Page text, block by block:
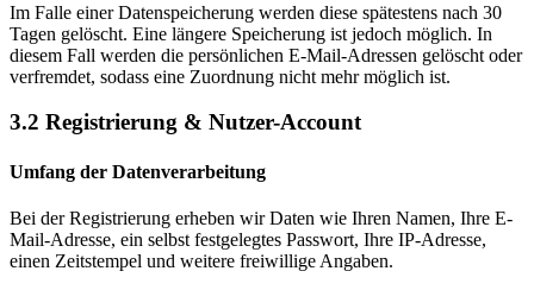
Im Falle einer Datenspeicherung werden diese spätestens nach 30
Tagen gelöscht. Eine längere Speicherung ist jedoch möglich. In
diesem Fall werden die persönlichen E-Mail-Adressen gelöscht oder
verfremdet, sodass eine Zuordnung nicht mehr möglich ist.
3.2 Registrierung & Nutzer-Account
Umfang der Datenverarbeitung
Bei der Registrierung erheben wir Daten wie Ihren Namen, Ihre E-
Mail-Adresse, ein selbst festgelegtes Passwort, Ihre IP-Adresse,
einen Zeitstempel und weitere freiwillige Angaben.